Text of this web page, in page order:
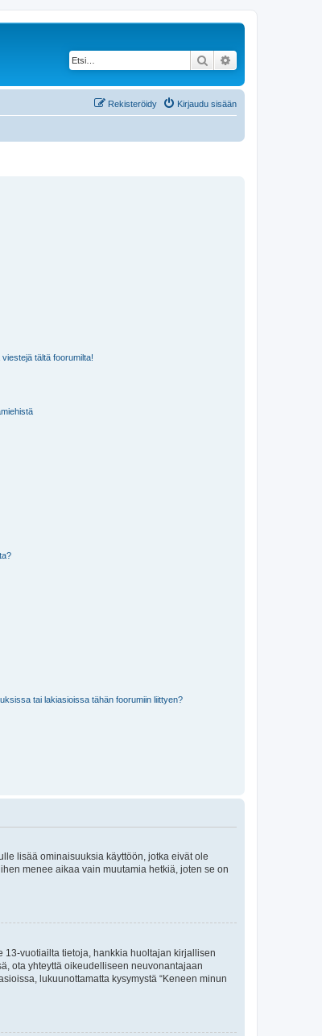
Etsi
Kirjaudu sisään
Rekisteröidy
tältä foorumilta!
tai lakiasioissa tähän foorumiin liittyen?
lisää ominaisuuksia käyttöön, jotka eivät ole
menee aikaa vain muutamia hetkiä, joten se on
13-vuotiailta tietoja, hankkia huoltajan kirjallisen
ota yhteyttä oikeudelliseen neuvonantajaan
lukuunottamatta kysymystä “Keneen minun